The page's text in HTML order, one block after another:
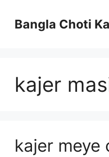
contentBangla Choti
kajer
kajer meye